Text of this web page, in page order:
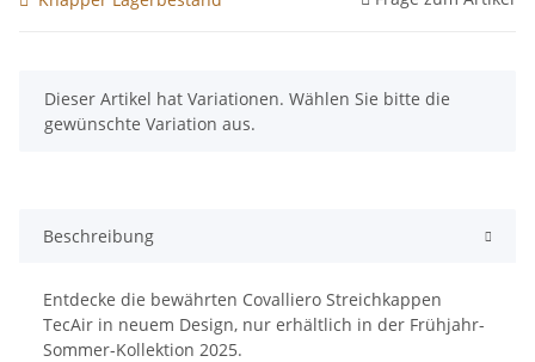
x
Dieser Artikel hat Variationen. Wählen Sie bitte die
gewünschte Variation aus.
Beschreibung
Entdecke die bewährten Covalliero Streichkappen
TecAir in neuem Design, nur erhältlich in der Frühjahr-
Sommer-Kollektion 2025.